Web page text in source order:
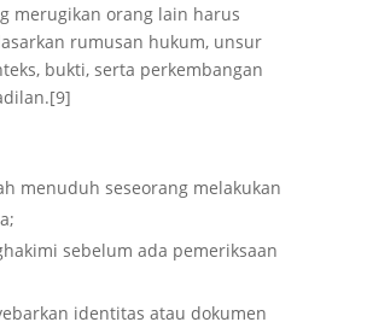
merugikan orang lain harus
rumusan hukum, unsur
bukti, serta perkembangan
menuduh seseorang melakukan
sebelum ada pemeriksaan
identitas atau dokumen